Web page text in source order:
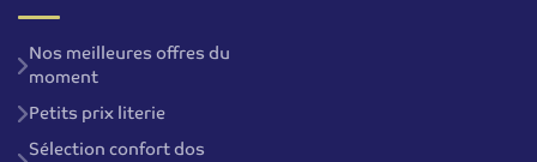
Nos meilleures offres du
moment
Petits prix literie
Sélection confort dos